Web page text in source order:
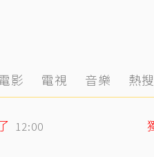
影 電視 音樂 熱搜
12:00